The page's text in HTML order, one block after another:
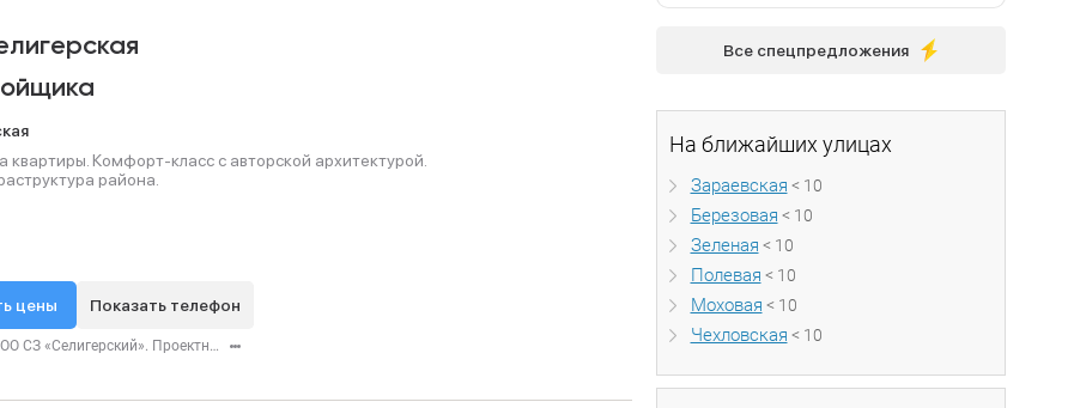
Все спецпредложения
На ближайших улицах
Зараевская < 10
Березовая < 10
Зеленая < 10
Полевая < 10
Моховая < 10
Чехловская < 10
квартиры. Комфорт‑класс с авторской архитектурой.
района.
цены +7 (495) 127-68-...
Показать телефон
Застройщик — ООО СЗ «Селигерский». Проектная декларация — наш.дом.рф. Акция до 28.02.26. Не оферта. Подробности — Level.ru